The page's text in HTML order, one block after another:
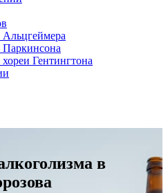
Альцгеймера
Паркинсона
Гентингтона
в